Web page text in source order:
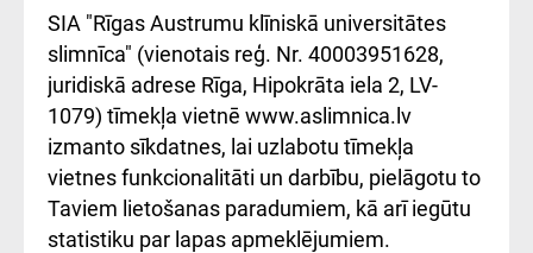
atsauksmju/sūdzību
iesniegšanas
kārtība
Kā pie mums nokļūt
Rēķinu apmaksas
ceļvedis
Підтримка Східної
лікарні та співпраця з
Україною
SIA "Rīgas Austrumu klīniskā universitātes
slimnīca" (vienotais reģ. Nr. 40003951628,
juridiskā adrese Rīga, Hipokrāta iela 2, LV-
1079) tīmekļa vietnē www.aslimnica.lv
izmanto sīkdatnes, lai uzlabotu tīmekļa
vietnes funkcionalitāti un darbību, pielāgotu to
Taviem lietošanas paradumiem, kā arī iegūtu
statistiku par lapas apmeklējumiem.